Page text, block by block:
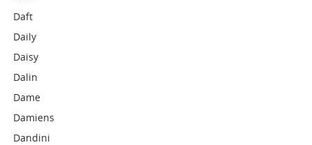
Daft
Daily
Daisy
Dalin
Dame
Damiens
Dandini